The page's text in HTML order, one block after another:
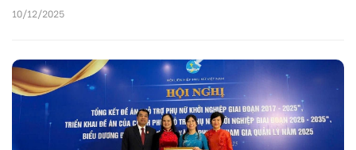
chính làm nền tảng phát triển các hoạt động kinh
tài chính Việt Nam.
10/12/2025